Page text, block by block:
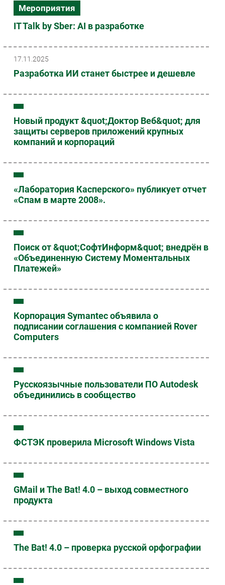
Мероприятия
IT Talk by Sber: AI в разработке
17.11.2025
Разработка ИИ станет быстрее и дешевле
Новый продукт &quot;Доктор Веб&quot; для
защиты серверов приложений крупных
компаний и корпораций
«Лаборатория Касперского» публикует отчет
«Спам в марте 2008».
Поиск от &quot;СофтИнформ&quot; внедрён в
«Объединенную Систему Моментальных
Платежей»
Корпорация Symantec объявила о
подписании соглашения с компанией Rover
Computers
Русскоязычные пользователи ПО Autodesk
объединились в сообщество
ФСТЭК проверила Microsoft Windows Vista
GMail и The Bat! 4.0 – выход совместного
продукта
The Bat! 4.0 – проверка русской орфографии